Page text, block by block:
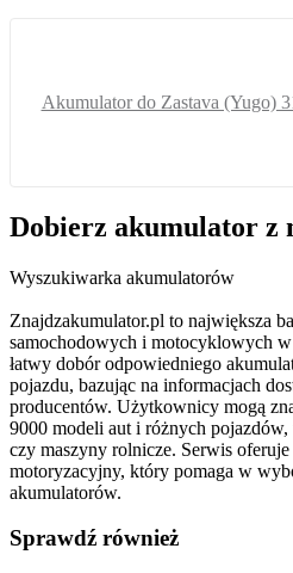
Akumulator do Zastava (Yugo)
Dobierz akumulator z
Wyszukiwarka akumulatorów
Znajdzakumulator.pl to największa
samochodowych i motocyklowych
łatwy dobór odpowiedniego
pojazdu, bazując na informacjach
producentów. Użytkownicy mogą
9000 modeli aut i różnych
czy maszyny rolnicze. Serwis
motoryzacyjny, który pomaga w
akumulatorów.
Sprawdź również